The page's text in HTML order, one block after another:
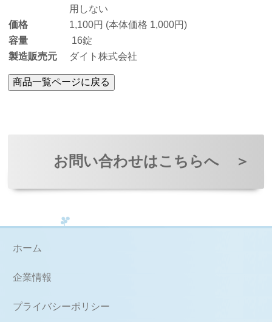
用しない
価格
1,100円 (本体価格 1,000円)
容量
16錠
製造販売元
ダイト株式会社
お問い合わせはこちらへ ＞
ホーム
企業情報
プライバシーポリシー